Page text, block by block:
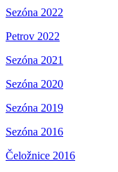
Sezóna 2022
Petrov 2022
Sezóna 2021
Sezóna 2020
Sezóna 2019
Sezóna 2016
Čeložnice 2016